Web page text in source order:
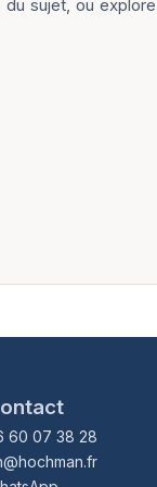
sujet, ou
60 07 38 28